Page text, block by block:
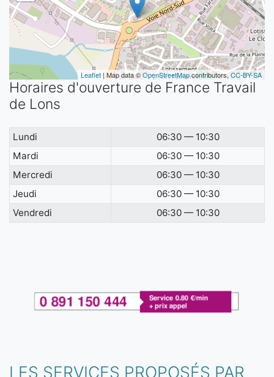
Leaflet | Map data ©OpenStreetMapcontributors,CC-BY-SA
Horaires d'ouverture de France Travail
de Lons
Lundi
06:30 — 10:30
Mardi
06:30 — 10:30
Mercredi
06:30 — 10:30
Jeudi
06:30 — 10:30
Vendredi
06:30 — 10:30
LES SERVICES PROPOSÉS PAR